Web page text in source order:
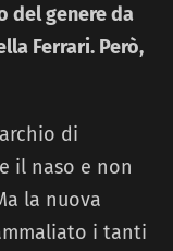
del genere da
Ferrari. Però,
di
il naso e non
la nuova
i tanti